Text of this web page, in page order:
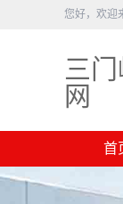
您好，欢迎
三
网
首